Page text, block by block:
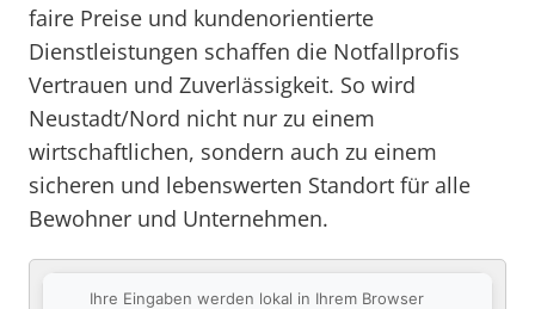
faire Preise und kundenorientierte
Dienstleistungen schaffen die Notfallprofis
Vertrauen und Zuverlässigkeit. So wird
Neustadt/Nord nicht nur zu einem
wirtschaftlichen, sondern auch zu einem
sicheren und lebenswerten Standort für alle
Bewohner und Unternehmen.
Ihre Eingaben werden lokal in Ihrem Browser